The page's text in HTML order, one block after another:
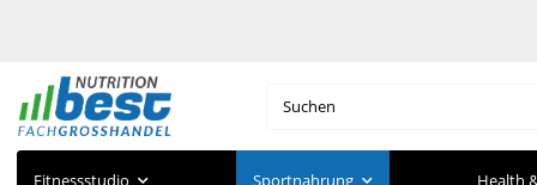
Fitnessstudio Sportnahrung Health